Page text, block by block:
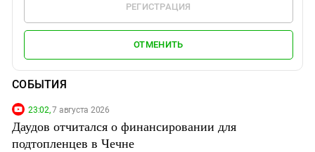
РЕГИСТРАЦИЯ
ОТМЕНИТЬ
СОБЫТИЯ
23:02,7 августа 2026
Даудов отчитался о финансировании для
подтопленцев в Чечне